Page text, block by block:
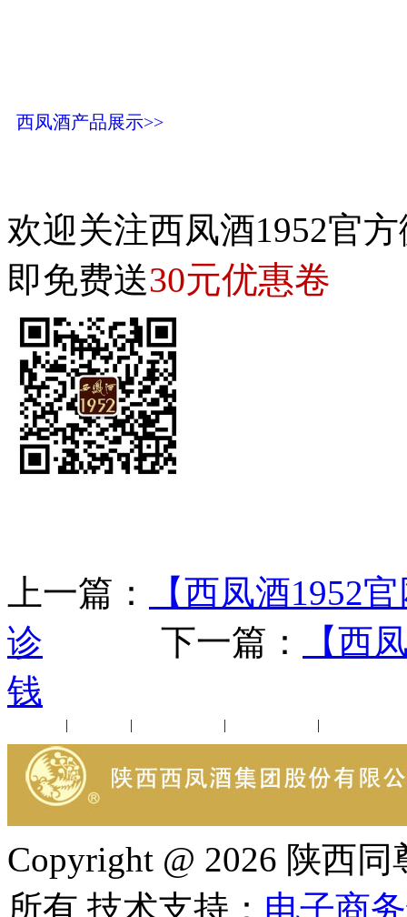
西凤酒产品展示>>
欢迎关注西凤酒1952官
即免费送30元优惠卷
上一篇：
【西凤酒1952
诊 下一篇：
【西
钱
| | | |
Copyright @ 2026 陕西
所有 技术支持： 电子商